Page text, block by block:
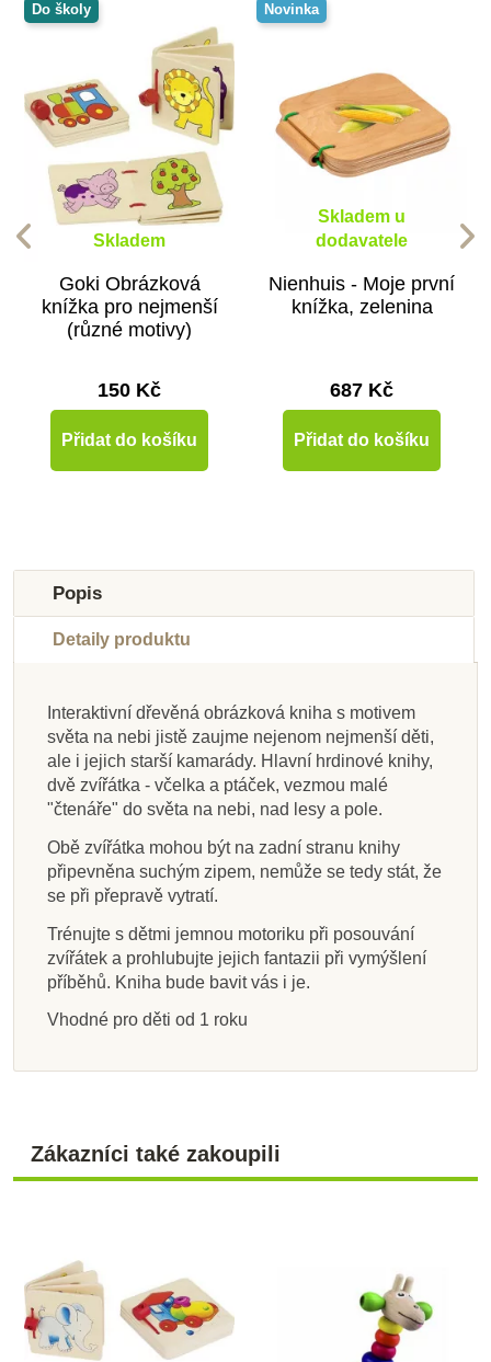
Do školy
Skladem
Goki Obrázková
knížka pro nejmenší
(různé motivy)
150 Kč
Přidat do košíku
Novinka
Skladem u
dodavatele
Nienhuis - Moje první
knížka, zelenina
687 Kč
Přidat do košíku
Skladem u
dodavatele
Nienhuis - Moje první
knížka, zvířátka
687 Kč
Přidat do košíku
Skladem u
dodavatele
Nienhuis - Moje první
knížka, ovoce
Přidat do košíku
Skladem
Goki Obrázková
knížka pro nejmenší -
slon, dům,
lokomotiva
160 Kč
Přidat do košíku
Popis
Detaily produktu
Interaktivní dřevěná obrázková kniha s motivem
světa na nebi jistě zaujme nejenom nejmenší děti,
ale i jejich starší kamarády. Hlavní hrdinové knihy,
dvě zvířátka - včelka a ptáček, vezmou malé
"čtenáře" do světa na nebi, nad lesy a pole.
Obě zvířátka mohou být na zadní stranu knihy
připevněna suchým zipem, nemůže se tedy stát, že
se při přepravě vytratí.
Trénujte s dětmi jemnou motoriku při posouvání
zvířátek a prohlubujte jejich fantazii při vymýšlení
příběhů. Kniha bude bavit vás i je.
Vhodné pro děti od 1 roku
Zákazníci také zakoupili